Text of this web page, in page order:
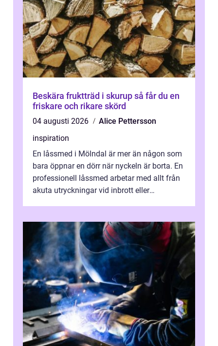
Beskära fruktträd i skurup så får du en
friskare och rikare skörd
04 augusti 2026
Alice Pettersson
inspiration
En låssmed i Mölndal är mer än någon som
bara öppnar en dörr när nyckeln är borta. En
professionell låssmed arbetar med allt från
akuta utryckningar vid inbrott eller